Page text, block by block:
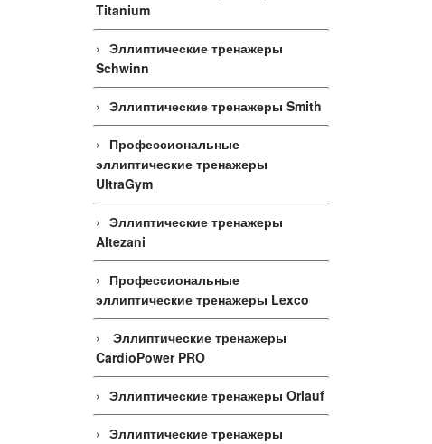
Titanium
Эллиптические тренажеры
Schwinn
Эллиптические тренажеры Smith
Профессиональные
эллиптические тренажеры
UltraGym
Эллиптические тренажеры
Altezani
Профессиональные
эллиптические тренажеры Lexco
Эллиптические тренажеры
CardioPower PRO
Эллиптические тренажеры Orlauf
Эллиптические тренажеры